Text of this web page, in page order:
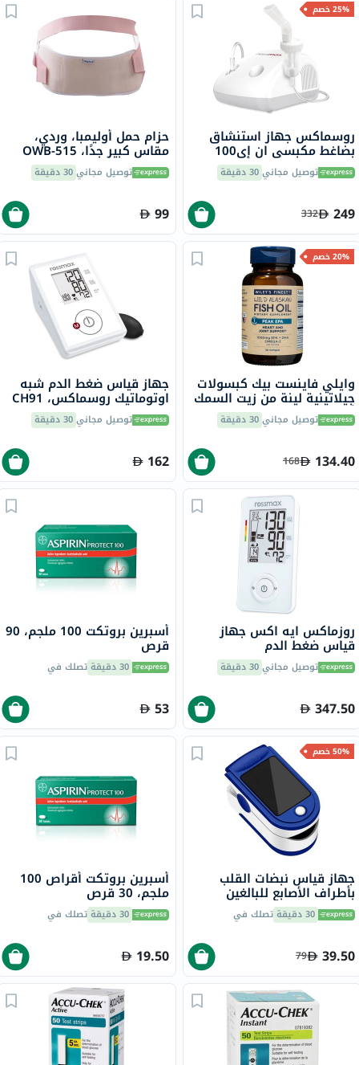
25% خصم
روسماكس جهاز استنشاق
بضاغط مكبسي ان إي100
للعناية بالجهاز التنفسي
توصيل مجاني30 دقيقة
249
332
حزام حمل أوليمبا، وردي،
مقاس كبير جدًا، OWB-515
توصيل مجاني30 دقيقة
99
20% خصم
وايلي فاينست بيك كبسولات
جيلاتينية لينة من زيت السمك
أوميغا 3 بتركيز 1000 ملجم
من حمض إيكوسابنتينويك
توصيل مجاني30 دقيقة
134.40
168
جهاز قياس ضغط الدم شبه
اوتوماتيك روسماكس، CH91
توصيل مجاني30 دقيقة
162
روزماكس ايه اكس جهاز
قياس ضغط الدم
الأوتوماتيكي 356 النوع
النحيلتوصيل مجاني30 دقيقة
347.50
أسبرين بروتكت 100 ملجم، 90
قرص
30 دقيقة تصلك في
53
50% خصم
جهاز قياس نبضات القلب
بأطراف الأصابع للبالغين
30 دقيقة تصلك في
39.50
79
أسبرين بروتكت أقراص 100
ملجم، 30 قرص
30 دقيقة تصلك في
19.50